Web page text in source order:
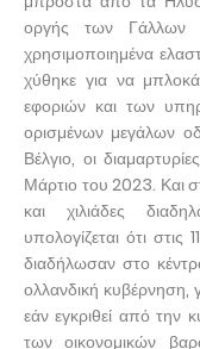
οργής των Γάλλων
χρησιμοποιημένα
χύθηκε για να
εφοριών και των
ορισμένων μεγάλων
Βέλγιο, οι
Μάρτιο του 2023. Και
και χιλιάδες
υπολογίζεται ότι
διαδήλωσαν στο
ολλανδική κυβέρνηση,
εάν εγκριθεί από την
των οικονομικών